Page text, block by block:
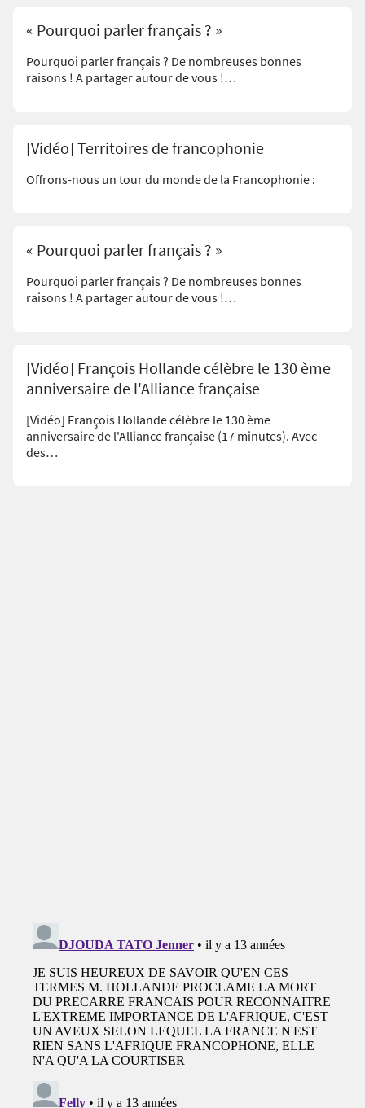
« Pourquoi parler français ? »
Pourquoi parler français ? De nombreuses bonnes
raisons ! A partager autour de vous !…
[Vidéo] Territoires de francophonie
Offrons-nous un tour du monde de la Francophonie :
« Pourquoi parler français ? »
Pourquoi parler français ? De nombreuses bonnes
raisons ! A partager autour de vous !…
[Vidéo] François Hollande célèbre le 130 ème
anniversaire de l'Alliance française
[Vidéo] François Hollande célèbre le 130 ème
anniversaire de l'Alliance française (17 minutes). Avec
des…